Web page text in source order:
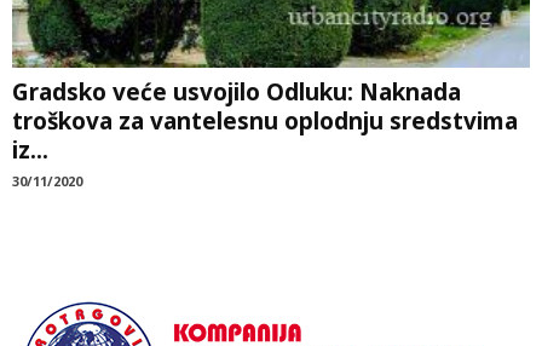
Gradsko veće usvojilo Odluku: Naknada
troškova za vantelesnu oplodnju sredstvima
iz...
30/11/2020